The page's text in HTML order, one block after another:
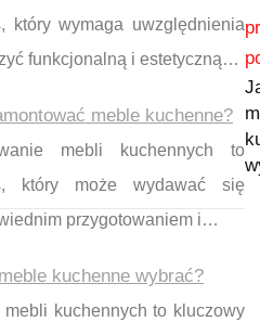
który wymaga uwzględnienia
funkcjonalną i estetyczną…
meble kuchenne?
mebli kuchennych to
który może wydawać się
przygotowaniem i…
kuchenne wybrać?
mebli kuchennych to kluczowy